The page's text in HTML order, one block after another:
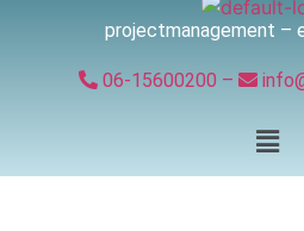
projectmanagement –
06-15600200 –